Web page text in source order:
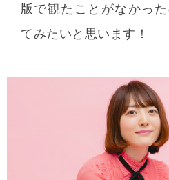
版で観たことがなかっ
てみたいと思います！